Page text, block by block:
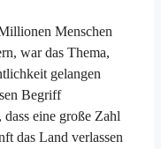
Menschen
war das Thema,
gelangen
Begriff
eine große Zahl
das Land verlassen